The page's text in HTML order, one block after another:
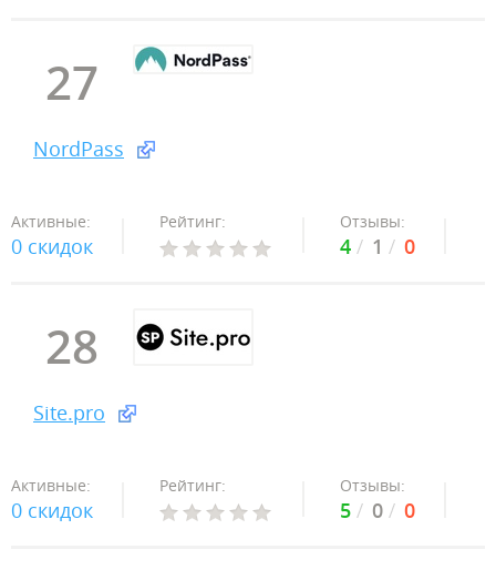
27
NordPass
Активные:
0 скидок
Рейтинг: Отзывы:
4 1 0
28
Site.pro
Активные:
0 скидок
Рейтинг: Отзывы:
5 0 0